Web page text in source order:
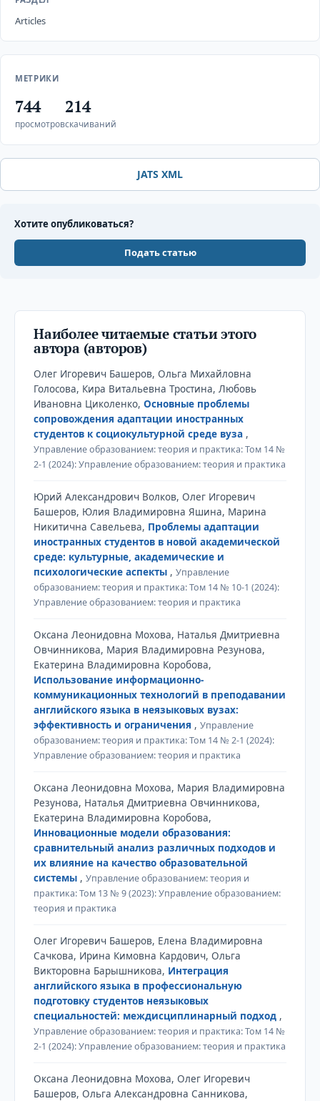
Articles
МЕТРИКИ
744
просмотров
214
скачиваний
JATS XML
Хотите опубликоваться?
Подать статью
Наиболее читаемые статьи этого
автора (авторов)
Олег Игоревич Башеров, Ольга Михайловна
Голосова, Кира Витальевна Тростина, Любовь
Ивановна Циколенко, Основные проблемы
сопровождения адаптации иностранных
студентов к социокультурной среде вуза ,
Управление образованием: теория и практика: Том 14 №
2-1 (2024): Управление образованием: теория и практика
Юрий Александрович Волков, Олег Игоревич
Башеров, Юлия Владимировна Яшина, Марина
Никитична Савельева, Проблемы адаптации
иностранных студентов в новой академической
среде: культурные, академические и
психологические аспекты , Управление
образованием: теория и практика: Том 14 № 10-1 (2024):
Управление образованием: теория и практика
Оксана Леонидовна Мохова, Наталья Дмитриевна
Овчинникова, Мария Владимировна Резунова,
Екатерина Владимировна Коробова,
Использование информационно-
коммуникационных технологий в преподавании
английского языка в неязыковых вузах:
эффективность и ограничения , Управление
образованием: теория и практика: Том 14 № 2-1 (2024):
Управление образованием: теория и практика
Оксана Леонидовна Мохова, Мария Владимировна
Резунова, Наталья Дмитриевна Овчинникова,
Екатерина Владимировна Коробова,
Инновационные модели образования:
сравнительный анализ различных подходов и
их влияние на качество образовательной
системы , Управление образованием: теория и
практика: Том 13 № 9 (2023): Управление образованием:
теория и практика
Олег Игоревич Башеров, Елена Владимировна
Сачкова, Ирина Кимовна Кардович, Ольга
Викторовна Барышникова, Интеграция
английского языка в профессиональную
подготовку студентов неязыковых
специальностей: междисциплинарный подход ,
Управление образованием: теория и практика: Том 14 №
2-1 (2024): Управление образованием: теория и практика
Оксана Леонидовна Мохова, Олег Игоревич
Башеров, Ольга Александровна Санникова,